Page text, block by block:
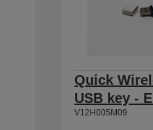
Quick
USB key -
V12H005M09